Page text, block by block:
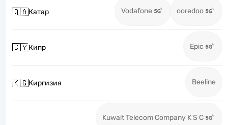
🇶🇦Катар Vodafone ooredoo
🇨🇾Кипр Epic
🇰🇬Киргизия Beeline
Kuwait Telecom Company K S C